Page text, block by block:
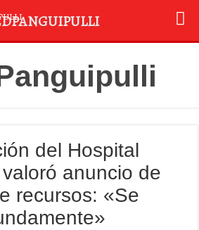
del Hospital
anuncio de
recursos: «Se